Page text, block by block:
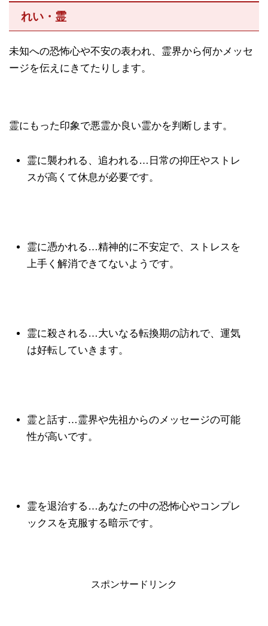
れい・霊
未知への恐怖心や不安の表われ、霊界から何かメッセ
ージを伝えにきてたりします。
霊にもった印象で悪霊か良い霊かを判断します。
霊に襲われる、追われる…日常の抑圧やストレ
スが高くて休息が必要です。
霊に憑かれる…精神的に不安定で、ストレスを
上手く解消できてないようです。
霊に殺される…大いなる転換期の訪れで、運気
は好転していきます。
霊と話す…霊界や先祖からのメッセージの可能
性が高いです。
霊を退治する…あなたの中の恐怖心やコンプレ
ックスを克服する暗示です。
スポンサードリンク